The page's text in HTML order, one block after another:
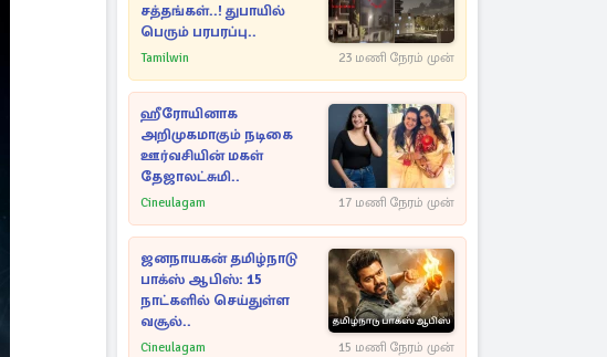
சத்தங்கள்..! துபாயில்
பெரும் பரபரப்பு..
Tamilwin 23 மணி நேரம் முன்
ஹீரோயினாக
அறிமுகமாகும் நடிகை
ஊர்வசியின் மகள்
தேஜாலட்சுமி..
Cineulagam 17 மணி நேரம் முன்
ஜனநாயகன் தமிழ்நாடு
பாக்ஸ் ஆபிஸ்: 15
நாட்களில் செய்துள்ள
வசூல்..
Cineulagam 15 மணி நேரம் முன்